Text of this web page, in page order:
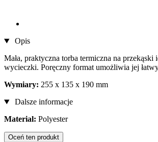
Opis
Mała, praktyczna torba termiczna na przekąski
wycieczki. Poręczny format umożliwia jej
Wymiary: 255 x 135 x 190 mm
Dalsze informacje
Material: Polyester
Oceń ten produkt